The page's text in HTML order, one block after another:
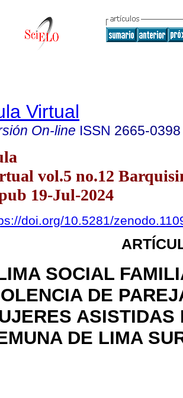
Virtual
On-line ISSN 2665-0398
vol.5 no.12
19-Jul-2024
doi.org/10.5281/
SOCIAL
DE
ASISTIDAS
DE LIMA